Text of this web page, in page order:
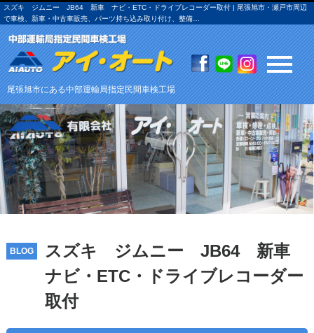
スズキ ジムニー JB64 新車 ナビ・ETC・ドライブレコーダー取付 | 尾張旭市・瀬戸市周辺
で車検、新車・中古車販売、パーツ持ち込み取り付け、整備…
尾張旭市にある中部運輸局指定民間車検工場
スズキ ジムニー JB64 新車
ナビ・ETC・ドライブレコーダー
取付
BLOG